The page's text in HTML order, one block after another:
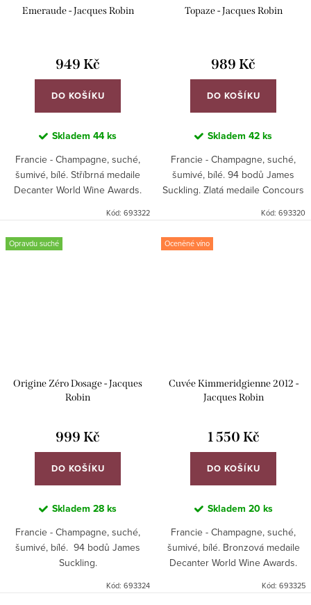
Emeraude - Jacques Robin
949 Kč
DO KOŠÍKU
Skladem 44 ks
Francie - Champagne, suché,
šumivé, bílé. Stříbrná medaile
Decanter World Wine Awards.
Kód: 693322
Topaze - Jacques Robin
989 Kč
DO KOŠÍKU
Skladem 42 ks
Francie - Champagne, suché,
šumivé, bílé. 94 bodů James
Suckling. Zlatá medaile Concours
Kód: 693320
Opravdu suché
Origine Zéro Dosage - Jacques
Robin
999 Kč
DO KOŠÍKU
Skladem 28 ks
Francie - Champagne, suché,
šumivé, bílé. 94 bodů James
Suckling.
Kód: 693324
Oceněné víno
Cuvée Kimmeridgienne 2012 -
Jacques Robin
1 550 Kč
DO KOŠÍKU
Skladem 20 ks
Francie - Champagne, suché,
šumivé, bílé. Bronzová medaile
Decanter World Wine Awards.
Kód: 693325